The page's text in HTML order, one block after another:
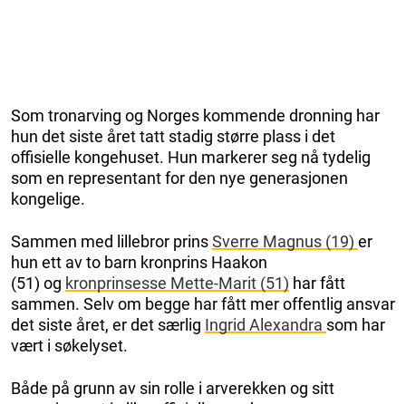
Som tronarving og Norges kommende dronning har
hun det siste året tatt stadig større plass i det
offisielle kongehuset. Hun markerer seg nå tydelig
som en representant for den nye generasjonen
kongelige.
Sammen med lillebror prinsSverre Magnus (19) er
hun ett av to barn kronprins Haakon
(51) og kronprinsesse Mette-Marit (51) har fått
sammen. Selv om begge har fått mer offentlig ansvar
det siste året, er det særlig Ingrid Alexandra som har
vært i søkelyset.
Både på grunn av sin rolle i arverekken og sitt